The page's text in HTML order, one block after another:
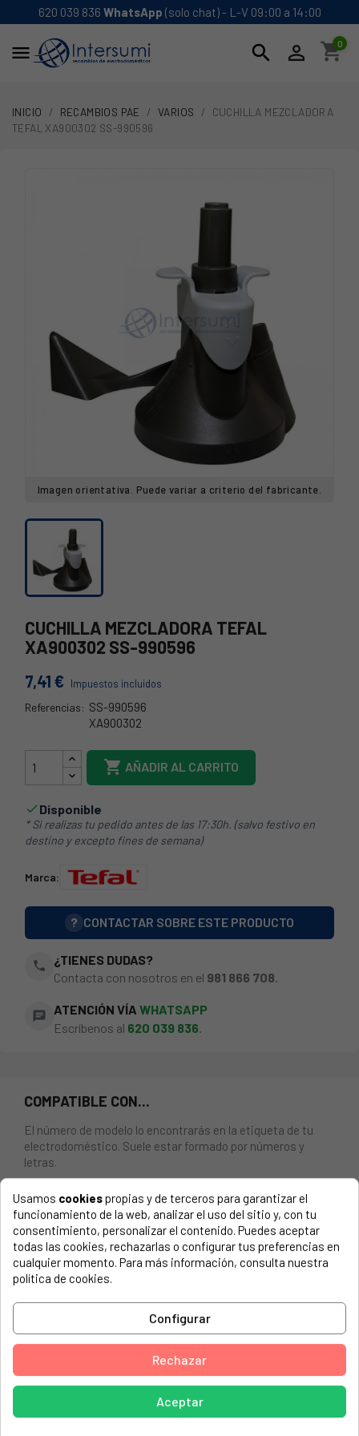
620 039 836 WhatsApp (solo chat) - L-V 09:00 a 14:00
 search  shopping_cart
0
INICIO RECAMBIOS PAE VARIOS
CUCHILLA MEZCLADORA
TEFAL XA900302 SS-990596
Imagen orientativa. Puede variar a criterio del fabricante.
CUCHILLA MEZCLADORA TEFAL
XA900302 SS-990596
7,41 € Impuestos incluidos
Referencias: SS-990596
XA900302
 AÑADIR AL CARRITO
Disponible
* Si realizas tu pedido antes de las 17:30h. (salvo festivo en
destino y excepto fines de semana)
Marca:
? CONTACTAR SOBRE ESTE PRODUCTO
phone
¿TIENES DUDAS?
Contacta con nosotros en el 981 866 708.
chat ATENCIÓN VÍA WHATSAPP
Escríbenos al 620 039 836
COMPATIBLE CON...
El número de modelo lo encontrarás en la etiqueta de tu
electrodoméstico. Suele estar formado por números y
letras.
PALA MEZCLADORA FREIDORA TEFAL SS-990596
ARNO, FZ70005312A
ARNO, FZ70005312D
ARNO, FZ70005412A
Usamos cookiespropias y de terceros para garantizar el
funcionamiento de la web, analizar el uso del sitio y, con tu
consentimiento, personalizar el contenido. Puedes aceptar
todas las cookies, rechazarlas o configurar tus preferencias en
cualquier momento. Para más información, consulta nuestra
política de cookies.
Configurar
Rechazar
Aceptar